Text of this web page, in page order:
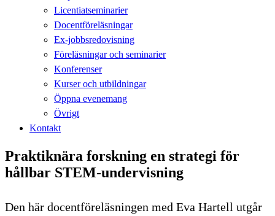
Licentiatseminarier
Docentföreläsningar
Ex-jobbsredovisning
Föreläsningar och seminarier
Konferenser
Kurser och utbildningar
Öppna evenemang
Övrigt
Kontakt
Praktiknära forskning en strategi för
hållbar STEM-undervisning
Den här docentföreläsningen med Eva Hartell utgår